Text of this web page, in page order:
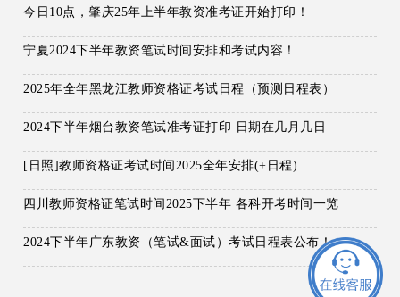
今日10点，肇庆25年上半年教资准考证开始打印！
宁夏2024下半年教资笔试时间安排和考试内容！
2025年全年黑龙江教师资格证考试日程（预测日程表）
2024下半年烟台教资笔试准考证打印 日期在几月几日
[日照]教师资格证考试时间2025全年安排(+日程)
四川教师资格证笔试时间2025下半年 各科开考时间一览
2024下半年广东教资（笔试&面试）考试日程表公布！